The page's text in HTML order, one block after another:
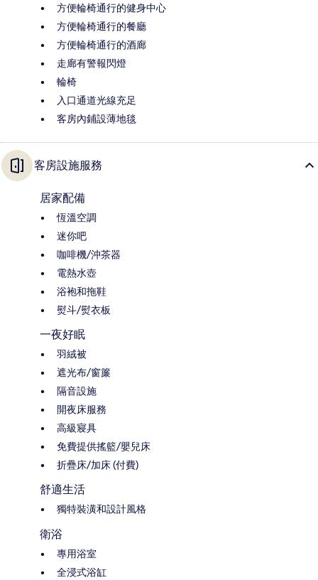
方便輪椅通行的健身中心
方便輪椅通行的餐廳
方便輪椅通行的酒廊
走廊有警報閃燈
輪椅
入口通道光線充足
客房內鋪設薄地毯
客房設施服務
居家配備
恆溫空調
迷你吧
咖啡機/沖茶器
電熱水壺
浴袍和拖鞋
熨斗/熨衣板
一夜好眠
羽絨被
遮光布/窗簾
隔音設施
開夜床服務
高級寢具
免費提供搖籃/嬰兒床
折疊床/加床 (付費)
舒適生活
獨特裝潢和設計風格
衛浴
專用浴室
全浸式浴缸